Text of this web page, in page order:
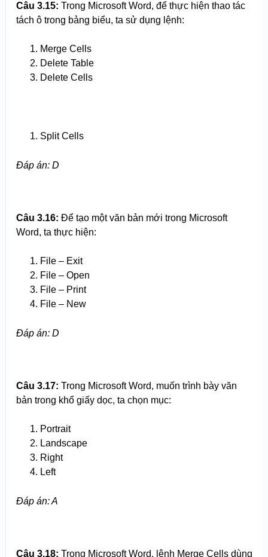
Câu 3.15: Trong Microsoft Word, để thực hiện thao tác
tách ô trong bảng biểu, ta sử dụng lệnh:
Merge Cells
Delete Table
Delete Cells
Split Cells
Đáp án: D
Câu 3.16: Để tạo một văn bản mới trong Microsoft
Word, ta thực hiện:
File – Exit
File – Open
File – Print
File – New
Đáp án: D
Câu 3.17: Trong Microsoft Word, muốn trình bày văn
bản trong khổ giấy dọc, ta chọn mục:
Portrait
Landscape
Right
Left
Đáp án: A
Câu 3.18: Trong Microsoft Word, lệnh Merge Cells dùng